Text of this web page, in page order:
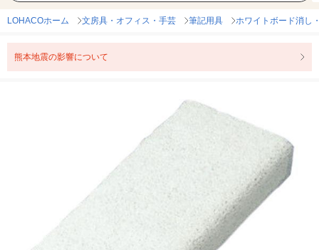
LOHACOホーム 文房具・オフィス・手芸 筆記用具 ホワイトボード消し
熊本地震の影響について